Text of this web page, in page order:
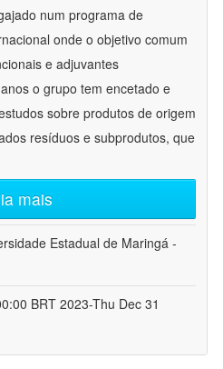
num programa de
onde o objetivo comum
e adjuvantes
o grupo tem encetado e
sobre produtos de origem
resíduos e subprodutos, que
mais
Estadual de Maringá -
BRT 2023-Thu Dec 31